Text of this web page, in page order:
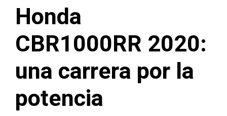
Honda
CBR1000RR 2020:
una carrera por la
potencia